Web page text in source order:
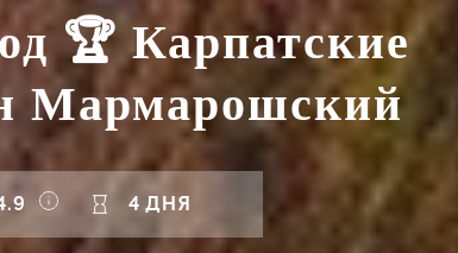
🏆 Карпатские
Мармарошский
4 ДНЯ